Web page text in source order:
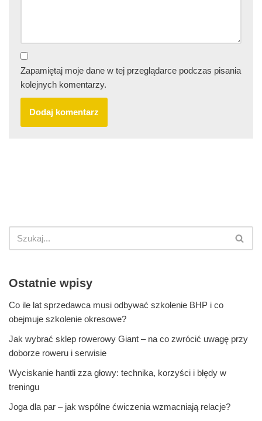
Zapamiętaj moje dane w tej przeglądarce podczas pisania
kolejnych komentarzy.
Ostatnie wpisy
Co ile lat sprzedawca musi odbywać szkolenie BHP i co
obejmuje szkolenie okresowe?
Jak wybrać sklep rowerowy Giant – na co zwrócić uwagę przy
doborze roweru i serwisie
Wyciskanie hantli zza głowy: technika, korzyści i błędy w
treningu
Joga dla par – jak wspólne ćwiczenia wzmacniają relacje?